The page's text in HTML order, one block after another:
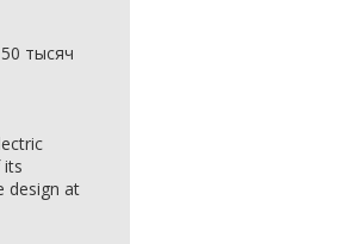
тысяч
its
design at